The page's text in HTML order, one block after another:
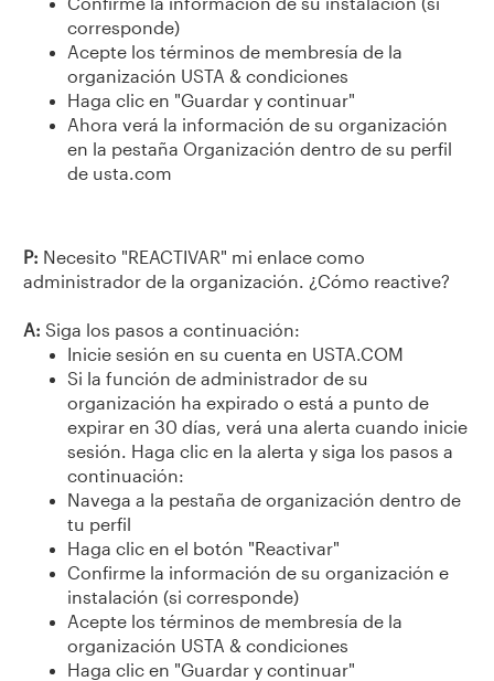
Confirme la información de su instalación (si
corresponde)
Acepte los términos de membresía de la
organización USTA & condiciones
Haga clic en "Guardar y continuar"
Ahora verá la información de su organización
en la pestaña Organización dentro de su perfil
de usta.com
P: Necesito "REACTIVAR" mi enlace como
administrador de la organización. ¿Cómo reactive?
A: Siga los pasos a continuación:
Inicie sesión en su cuenta en USTA.COM
Si la función de administrador de su
organización ha expirado o está a punto de
expirar en 30 días, verá una alerta cuando inicie
sesión. Haga clic en la alerta y siga los pasos a
continuación:
Navega a la pestaña de organización dentro de
tu perfil
Haga clic en el botón "Reactivar"
Confirme la información de su organización e
instalación (si corresponde)
Acepte los términos de membresía de la
organización USTA & condiciones
Haga clic en "Guardar y continuar"